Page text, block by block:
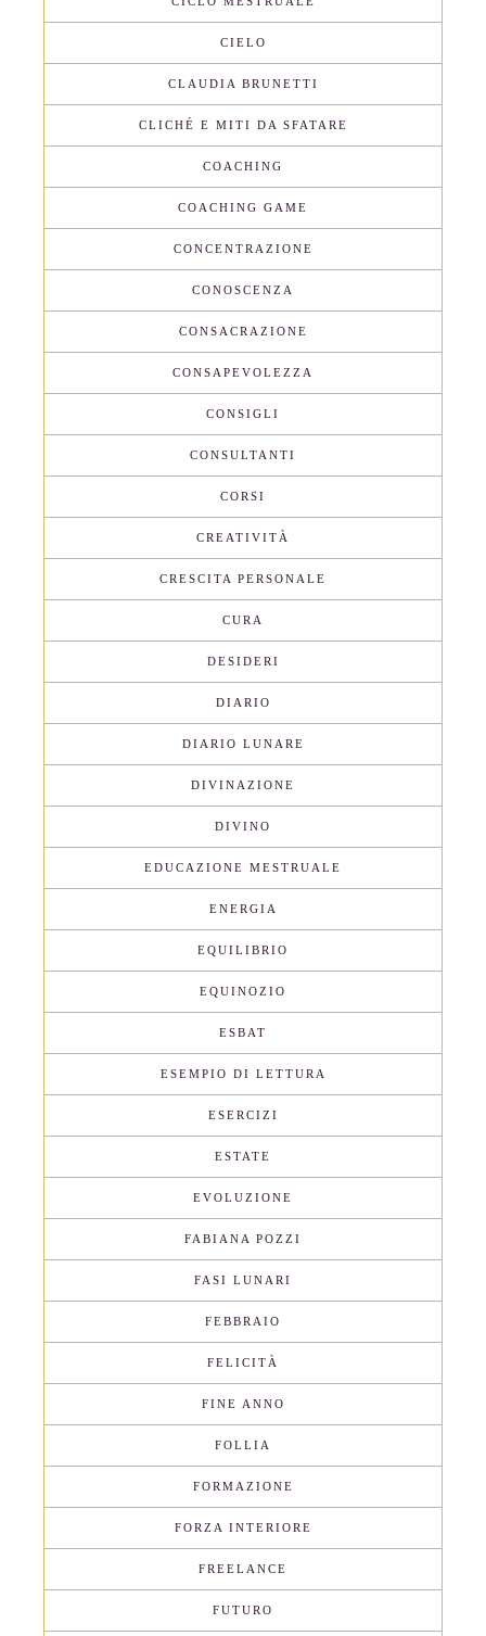
CIELO
CLAUDIA BRUNETTI
CLICHÉ E MITI DA SFATARE
COACHING
COACHING GAME
CONCENTRAZIONE
CONOSCENZA
CONSACRAZIONE
CONSAPEVOLEZZA
CONSIGLI
CONSULTANTI
CORSI
CREATIVITÀ
CRESCITA PERSONALE
CURA
DESIDERI
DIARIO
DIARIO LUNARE
DIVINAZIONE
DIVINO
EDUCAZIONE MESTRUALE
ENERGIA
EQUILIBRIO
EQUINOZIO
ESBAT
ESEMPIO DI LETTURA
ESERCIZI
ESTATE
EVOLUZIONE
FABIANA POZZI
FASI LUNARI
FEBBRAIO
FELICITÀ
FINE ANNO
FOLLIA
FORMAZIONE
FORZA INTERIORE
FREELANCE
FUTURO